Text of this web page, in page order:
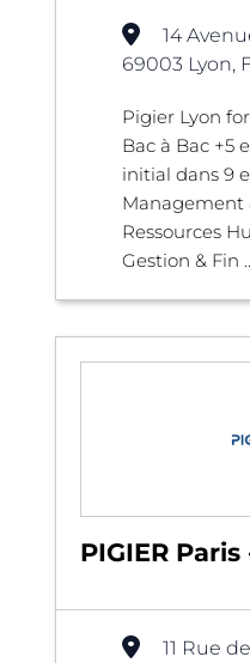
14
69003 Lyon,
Pigier Lyon
Bac à Bac +5
initial dans 9
Management
Ressources
Gestion & Fin
PIGIER
11 Rue